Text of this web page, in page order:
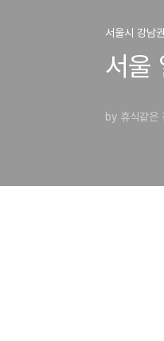
서울시 강남
서울
by 휴식같은